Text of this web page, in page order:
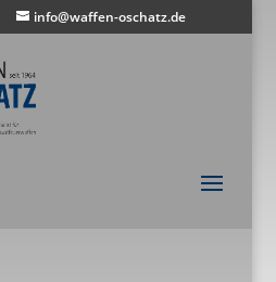
info@waffen-oschatz.de